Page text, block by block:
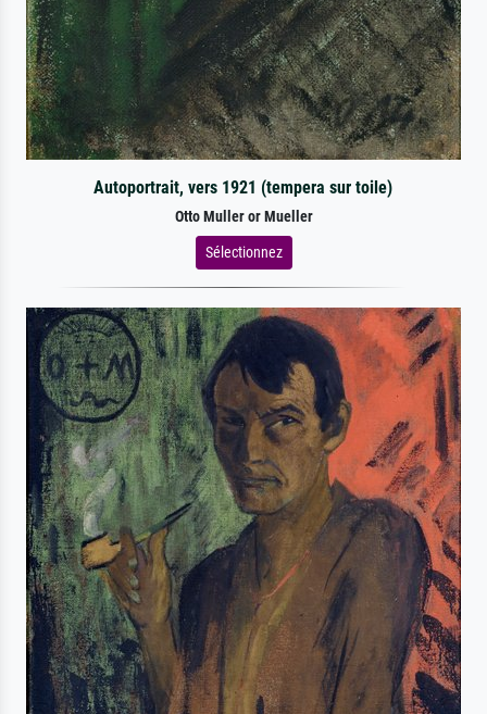
Autoportrait, vers 1921 (tempera sur toile)
Otto Muller or Mueller
Sélectionnez